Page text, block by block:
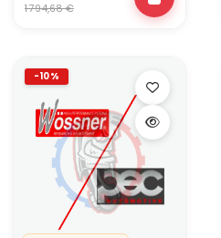
1 794,68 €
-10%